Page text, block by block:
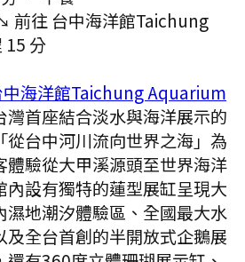
前往 台中海洋館Taichung
15 分
中海洋館Taichung Aquarium
灣首座結合淡水與海洋展示的
從台中河川流向世界之海」為
體驗從大甲溪源頭至世界海洋
內設有獨特的蓮型展缸呈現大
濕地潮汐體驗區、全國最大水
及全台首創的半開放式企鵝展